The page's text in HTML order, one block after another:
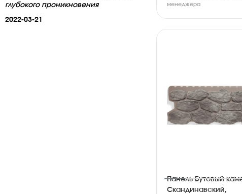
глубокого проникновения
2022-03-21
менеджера
Панель Бутовый
Скандинавский,